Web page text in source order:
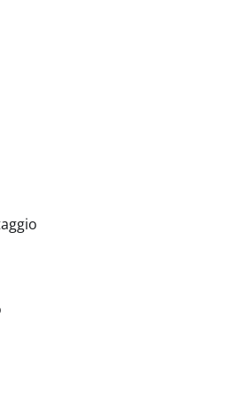
progettato per
interni completamente
salone e spazioso pozzetto